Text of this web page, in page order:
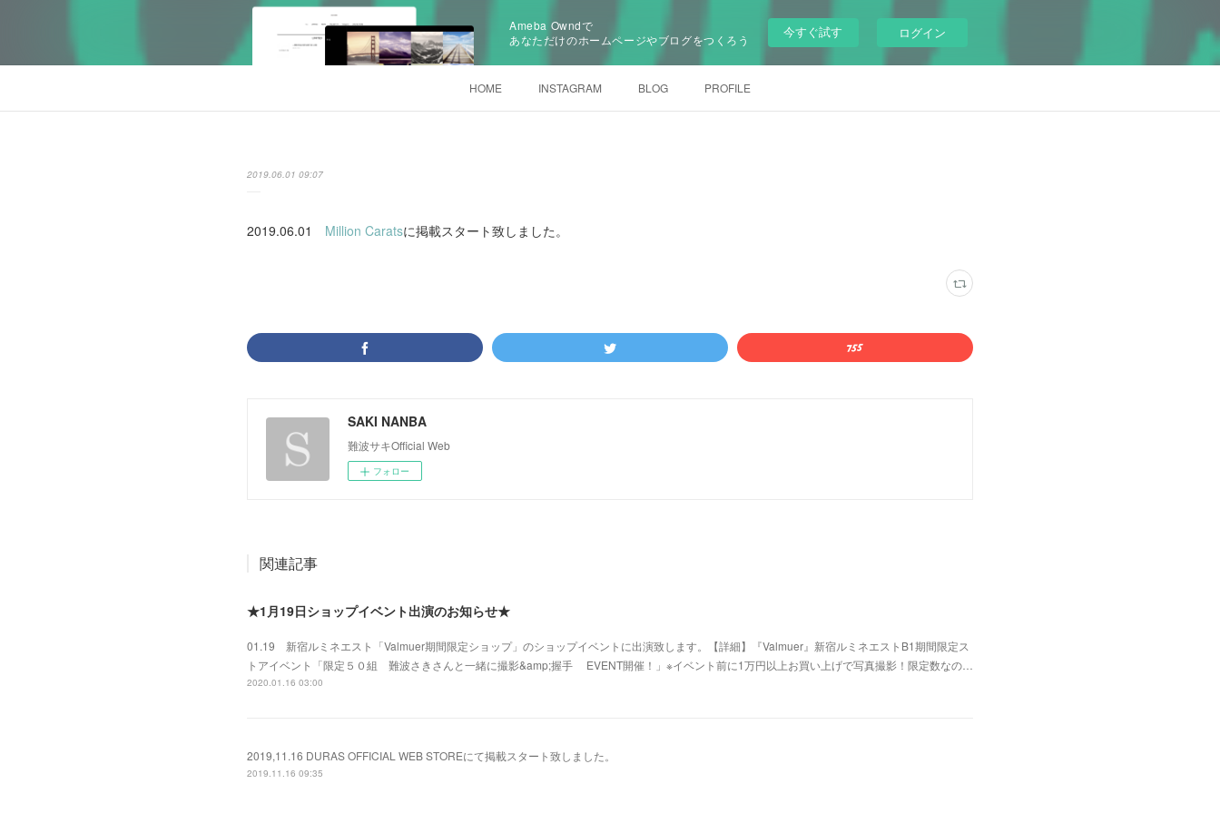
Ameba Owndで
あなただけのホームページやブログをつくろう
今すぐ試す ログイン
HOME INSTAGRAM BLOG PROFILE
2019.06.01 09:07
2019.06.01 Million Caratsに掲載スタート致しました。
SAKI NANBA
難波サキOfficial Web
フォロー
関連記事
★1月19日ショップイベント出演のお知らせ★
01.19 新宿ルミネエスト「Valmuer期間限定ショップ」のショップイベントに出演致します。【詳細】『Valmuer』新宿ルミネエストB1期間限定ス
トアイベント「限定５０組 難波さきさんと一緒に撮影&amp;握手 EVENT開催！」※イベント前に1万円以上お買い上げで写真撮影！限定数なの…
2020.01.16 03:00
2019,11.16 DURAS OFFICIAL WEB STOREにて掲載スタート致しました。
2019.11.16 09:35